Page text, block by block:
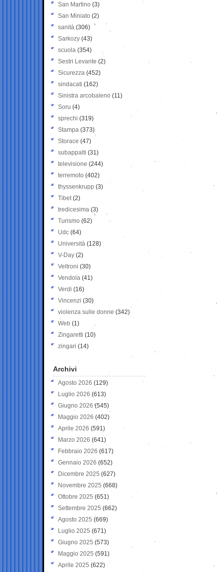
San Martino (3)
San Miniato (2)
sanità (306)
Sarkozy (43)
scuola (354)
Sestri Levante (2)
Sicurezza (452)
sindacati (162)
Sinistra arcobaleno (11)
Soru (4)
sprechi (319)
Stampa (373)
Storace (47)
subappalti (31)
televisione(244)
terremoto (402)
thyssenkrupp (3)
Tibet(2)
tredicesima (3)
Turismo (62)
Udc (64)
Università (128)
V-Day (2)
Veltroni (30)
Vendola (41)
Verdi (16)
Vincenzi (30)
violenza sulle donne (342)
Web (1)
Zingaretti (10)
zingari (14)
Archivi
Agosto 2026 (129)
Luglio 2026 (613)
Giugno 2026 (545)
Maggio 2026 (402)
Aprile 2026 (591)
Marzo 2026 (641)
Febbraio 2026 (617)
Gennaio 2026 (652)
Dicembre 2025 (627)
Novembre 2025 (668)
Ottobre 2025 (651)
Settembre 2025 (662)
Agosto 2025 (669)
Luglio 2025 (671)
Giugno 2025 (573)
Maggio 2025 (591)
Aprile 2025 (622)